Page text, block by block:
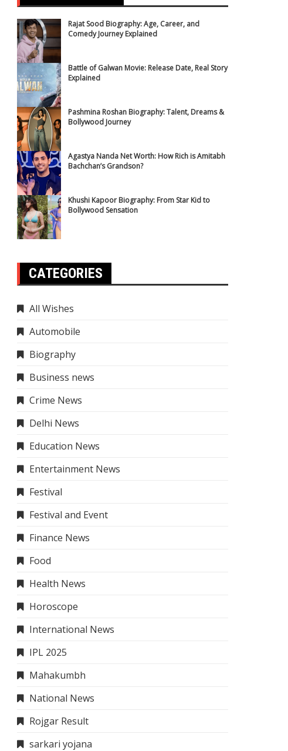
Rajat Sood Biography: Age, Career, and
Comedy Journey Explained
Battle of Galwan Movie: Release Date, Real Story
Explained
Pashmina Roshan Biography: Talent, Dreams &
Bollywood Journey
Agastya Nanda Net Worth: How Rich is Amitabh
Bachchan’s Grandson?
Khushi Kapoor Biography: From Star Kid to
Bollywood Sensation
CATEGORIES
All Wishes
Automobile
Biography
Business news
Crime News
Delhi News
Education News
Entertainment News
Festival
Festival and Event
Finance News
Food
Health News
Horoscope
International News
IPL 2025
Mahakumbh
National News
Rojgar Result
sarkari yojana